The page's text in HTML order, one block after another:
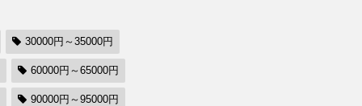
30000円～35000円
60000円～65000円
90000円～95000円